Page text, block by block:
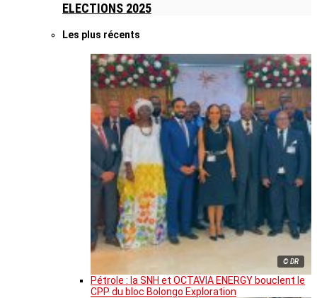
ELECTIONS 2025
Les plus récents
© DR
Pétrole : la SNH et OCTAVIA ENERGY bouclent le
CPP du bloc Bolongo Exploration